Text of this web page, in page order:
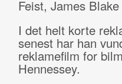
Feist, James
I det helt korte
senest har han
reklamefilm for
Hennessey.